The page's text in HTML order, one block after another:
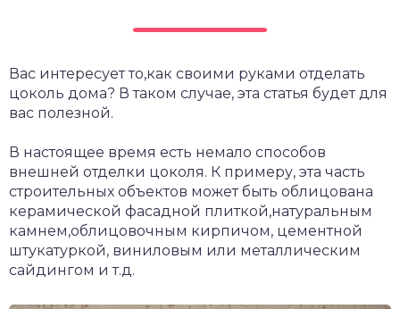
Вас интересует то,как своими руками отделать
цоколь дома? В таком случае, эта статья будет для
вас полезной.
В настоящее время есть немало способов
внешней отделки цоколя. К примеру, эта часть
строительных объектов может быть облицована
керамической фасадной плиткой,натуральным
камнем,облицовочным кирпичом, цементной
штукатуркой, виниловым или металлическим
сайдингом и т.д.